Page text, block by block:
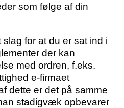
som følge af din
for at du er sat ind i
der kan
med ordren, f.eks.
e-firmaet
dette er det på samme
stadigvæk opbevarer